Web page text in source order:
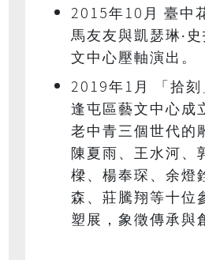
2015年10 月 臺中
馬友友與凱瑟琳‧
文中心壓軸演出。
2019年1 月
「拾
逢屯區藝文中心成
老中青三個世代的
陳夏雨、王水河、
樑、楊奉琛、余燈
森、莊騰翔等十位
塑展，象徵傳承與